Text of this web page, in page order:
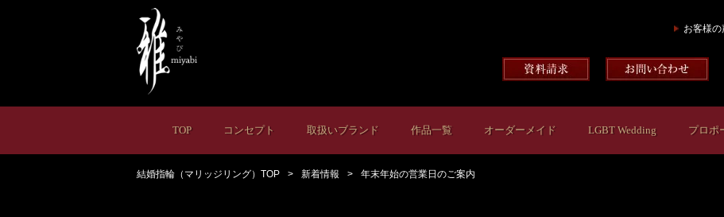
お客様の
TOP コンセプト 取扱いブランド 作品一覧 オーダーメイド LGBT Wedding プロポ
結婚指輪（マリッジリング）TOP 新着情報 年末年始の営業日のご案内